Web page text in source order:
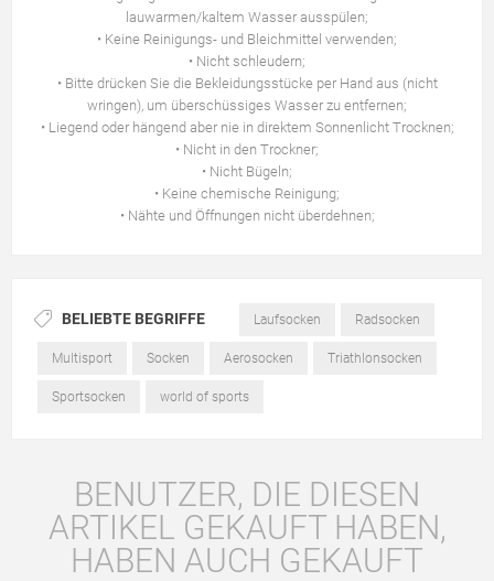
lauwarmen/kaltem Wasser ausspülen;
• Keine Reinigungs- und Bleichmittel verwenden;
• Nicht schleudern;
• Bitte drücken Sie die Bekleidungsstücke per Hand aus (nicht
wringen), um überschüssiges Wasser zu entfernen;
• Liegend oder hängend aber nie in direktem Sonnenlicht Trocknen;
• Nicht in den Trockner;
• Nicht Bügeln;
• Keine chemische Reinigung;
• Nähte und Öffnungen nicht überdehnen;
BELIEBTE BEGRIFFE Laufsocken Radsocken
Multisport Socken Aerosocken Triathlonsocken
Sportsocken world of sports
BENUTZER, DIE DIESEN
ARTIKEL GEKAUFT HABEN,
HABEN AUCH GEKAUFT